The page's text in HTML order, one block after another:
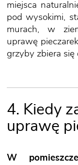
miejsca
pod wysokimi,
murach, w
uprawę
grzyby zbiera się
4. Kiedy
uprawę
W